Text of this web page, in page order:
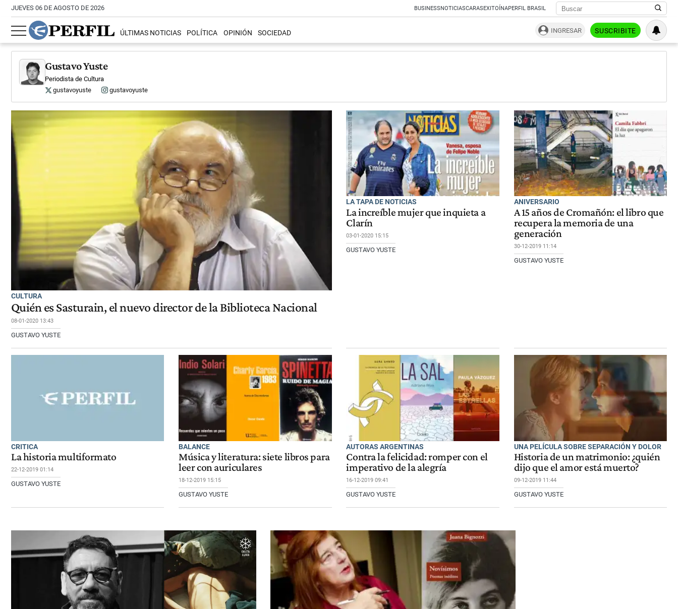
JUEVES 06 DE AGOSTO DE 2026 BUSINESSNOTICIASCARASEXITOÍNAPERFIL BRASIL
ÚLTIMAS NOTICIAS POLÍTICA OPINIÓN SOCIEDAD INGRESAR SUSCRIBITE
Gustavo Yuste
Periodista de Cultura
gustavoyuste
gustavoyuste
CULTURA
Quién es Sasturain, el nuevo director de la Biblioteca Nacional
08-01-2020 13:43
GUSTAVO YUSTE
LA TAPA DE NOTICIAS
La increíble mujer que inquieta a
Clarín
03-01-2020 15:15
GUSTAVO YUSTE
ANIVERSARIO
A 15 años de Cromañón: el libro que
recupera la memoria de una
generación
30-12-2019 11:14
GUSTAVO YUSTE
CRITICA
La historia multiformato
22-12-2019 01:14
GUSTAVO YUSTE
BALANCE
Música y literatura: siete libros para
leer con auriculares
18-12-2019 15:15
GUSTAVO YUSTE
AUTORAS ARGENTINAS
Contra la felicidad: romper con el
imperativo de la alegría
16-12-2019 09:41
GUSTAVO YUSTE
UNA PELÍCULA SOBRE SEPARACIÓN Y DOLOR
Historia de un matrimonio: ¿quién
dijo que el amor está muerto?
09-12-2019 11:44
GUSTAVO YUSTE